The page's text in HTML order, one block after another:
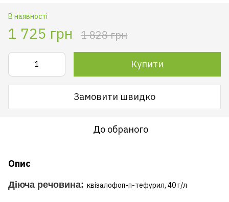
В наявності
1 725 грн 1 828 грн
Купити
Замовити швидко
До обраного
Опис
Діюча речовина: квізалофоп-п-тефурил, 40 г/л